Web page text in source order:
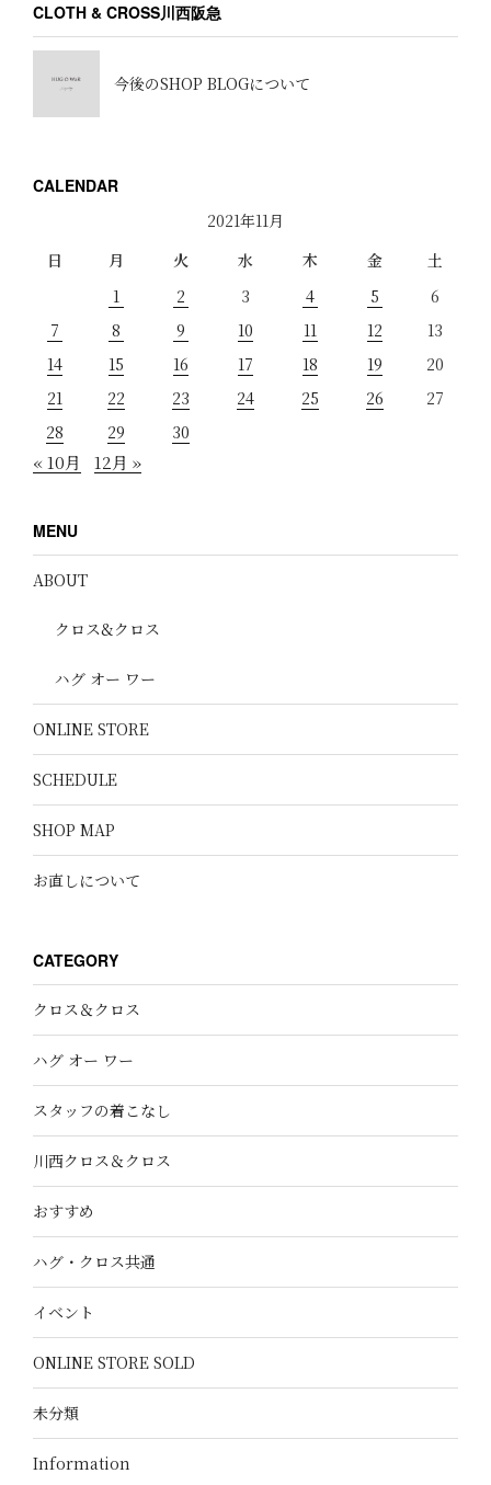
CLOTH & CROSS川西阪急
今後のSHOP BLOGについて
CALENDAR
2021年11月
日
月 火 水 木 金
土
1
2 3 4 5
6
7
8 9 10 11 12
13
14
15 16 17 18 19
20
21
22 23 24 25 26
27
28
29 30
« 10月 12月 »
MENU
ABOUT
クロス&クロス
ハグ オー ワー
ONLINE STORE
SCHEDULE
SHOP MAP
お直しについて
CATEGORY
クロス＆クロス
ハグ オー ワー
スタッフの着こなし
川西クロス＆クロス
おすすめ
ハグ・クロス共通
イベント
ONLINE STORE SOLD
未分類
Information